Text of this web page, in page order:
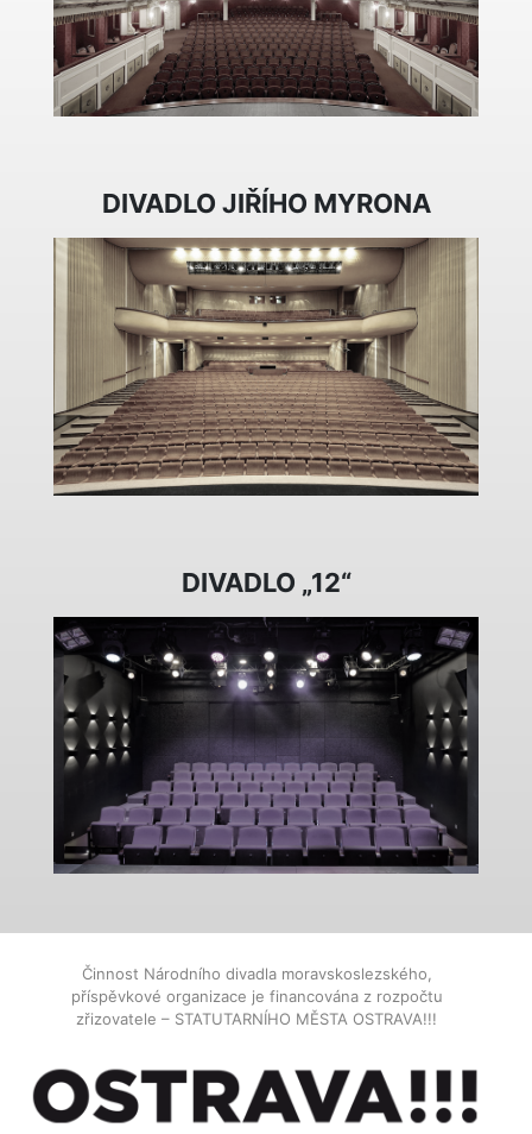
DIVADLO JIŘÍHO MYRONA
DIVADLO „12“
Činnost Národního divadla moravskoslezského,
příspěvkové organizace je financována z rozpočtu
zřizovatele – STATUTARNÍHO MĚSTA OSTRAVA!!!